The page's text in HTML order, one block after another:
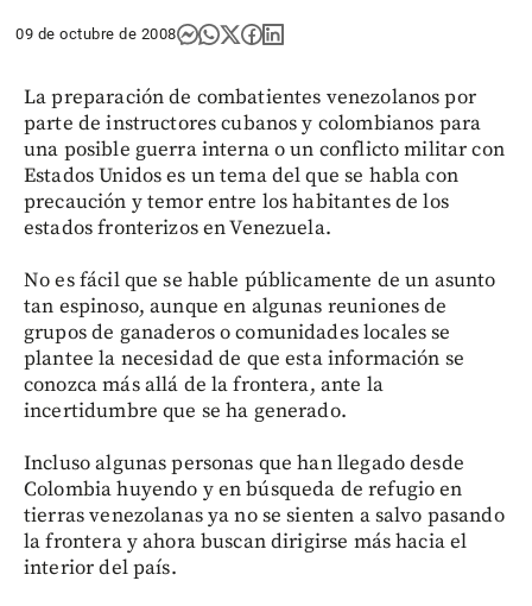
09 de octubre de 2008
La preparación de combatientes venezolanos por
parte de instructores cubanos y colombianos para
una posible guerra interna o un conflicto militar con
Estados Unidos es un tema del que se habla con
precaución y temor entre los habitantes de los
estados fronterizos en Venezuela.
No es fácil que se hable públicamente de un asunto
tan espinoso, aunque en algunas reuniones de
grupos de ganaderos o comunidades locales se
plantee la necesidad de que esta información se
conozca más allá de la frontera, ante la
incertidumbre que se ha generado.
Incluso algunas personas que han llegado desde
Colombia huyendo y en búsqueda de refugio en
tierras venezolanas ya no se sienten a salvo pasando
la frontera y ahora buscan dirigirse más hacia el
interior del país.